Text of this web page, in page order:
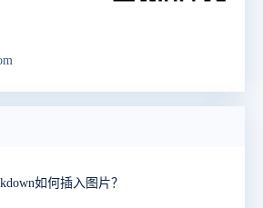
如何插入图片？